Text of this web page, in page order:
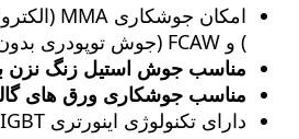
) و FCAW (جوش توپودری بدون گاز )
مناسب جوش استیل زنگ‌ نزن
مناسب جوشکاری ورق های
دارای تکنولوژی اینورتری IGBT